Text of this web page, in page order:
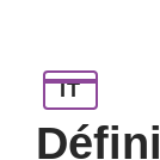
IT